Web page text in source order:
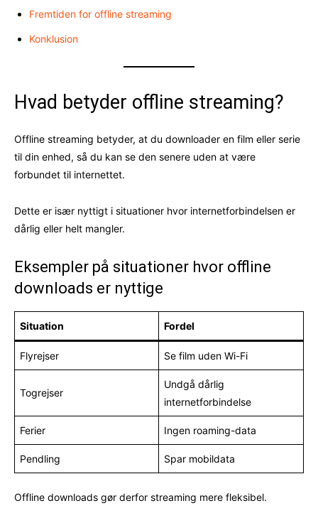
Fremtiden for offline streaming
Konklusion
Hvad betyder offline streaming?
Offline streaming betyder, at du downloader en film eller serie
til din enhed, så du kan se den senere uden at være
forbundet til internettet.
Dette er især nyttigt i situationer hvor internetforbindelsen er
dårlig eller helt mangler.
Eksempler på situationer hvor offline
downloads er nyttige
Situation Fordel
Flyrejser Se film uden Wi-Fi
Togrejser
Undgå dårlig
internetforbindelse
Ferier Ingen roaming-data
Pendling Spar mobildata
Offline downloads gør derfor streaming mere fleksibel.